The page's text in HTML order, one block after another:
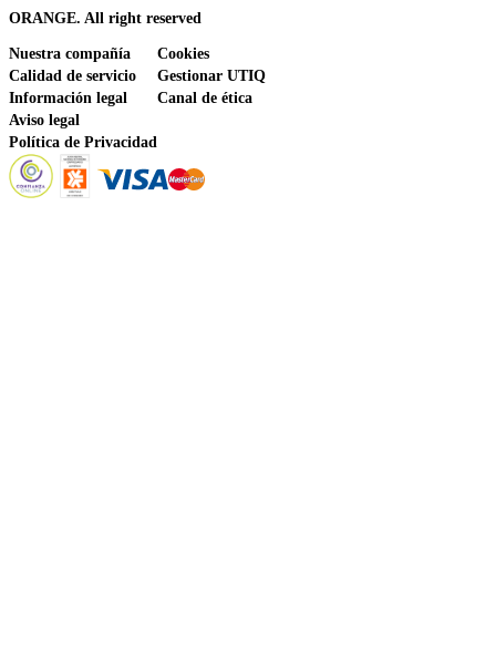
ORANGE. All right reserved
Nuestra compañía
Calidad de servicio
Información legal
Aviso legal
Política de Privacidad
Cookies
Gestionar UTIQ
Canal de ética